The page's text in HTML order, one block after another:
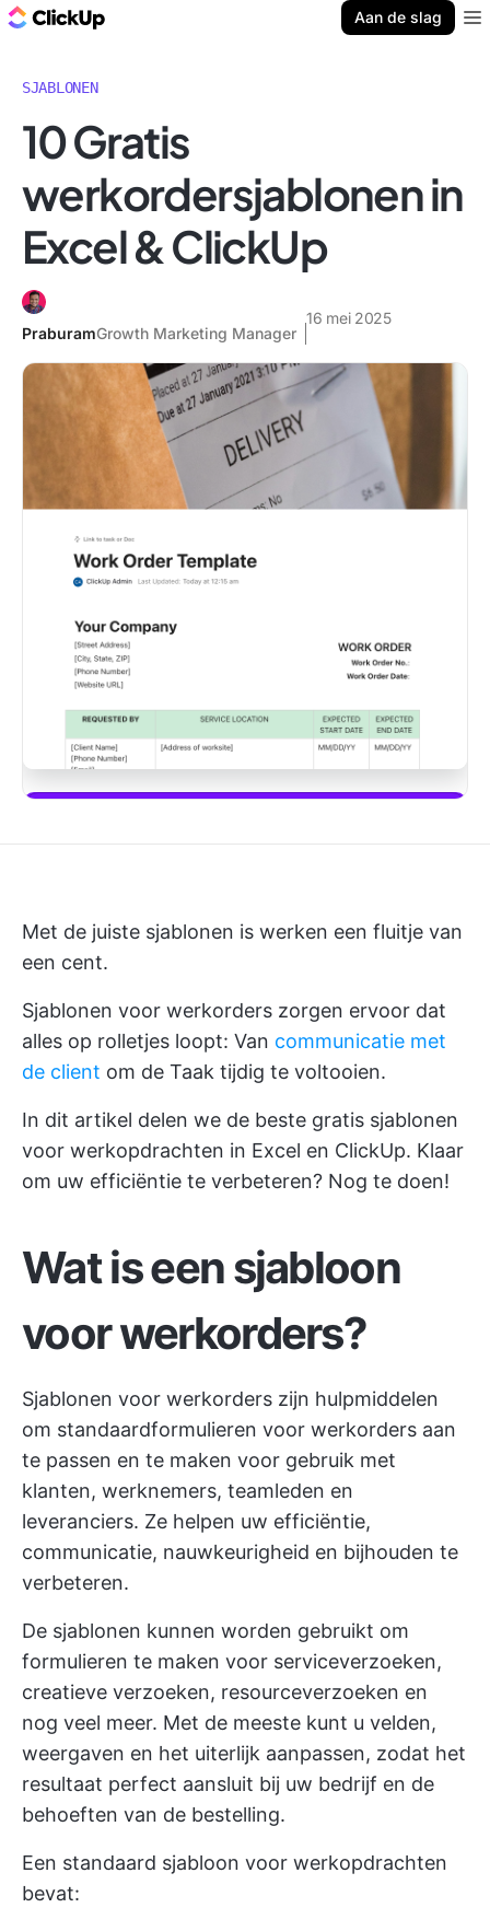
Aan de slag
SJABLONEN
10 Gratis
werkordersjablonen in
Excel & ClickUp
PraburamGrowth Marketing Manager
16 mei 2025
Met de juiste sjablonen is werken een fluitje van
een cent.
Sjablonen voor werkorders zorgen ervoor dat
alles op rolletjes loopt: Van communicatie met
de client om de Taak tijdig te voltooien.
In dit artikel delen we de beste gratis sjablonen
voor werkopdrachten in Excel en ClickUp. Klaar
om uw efficiëntie te verbeteren? Nog te doen!
Wat is een sjabloon
voor werkorders?
Sjablonen voor werkorders zijn hulpmiddelen
om standaardformulieren voor werkorders aan
te passen en te maken voor gebruik met
klanten, werknemers, teamleden en
leveranciers. Ze helpen uw efficiëntie,
communicatie, nauwkeurigheid en bijhouden te
verbeteren.
De sjablonen kunnen worden gebruikt om
formulieren te maken voor serviceverzoeken,
creatieve verzoeken, resourceverzoeken en
nog veel meer. Met de meeste kunt u velden,
weergaven en het uiterlijk aanpassen, zodat het
resultaat perfect aansluit bij uw bedrijf en de
behoeften van de bestelling.
Een standaard sjabloon voor werkopdrachten
bevat: